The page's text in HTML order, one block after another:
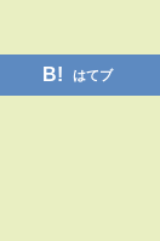
はてブ